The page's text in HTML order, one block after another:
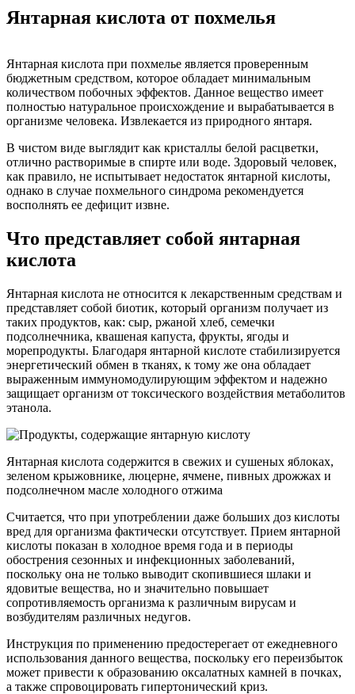
Янтарная кислота от похмелья
Янтарная кислота при похмелье является проверенным
бюджетным средством, которое обладает минимальным
количеством побочных эффектов. Данное вещество имеет
полностью натуральное происхождение и вырабатывается в
организме человека. Извлекается из природного янтаря.
В чистом виде выглядит как кристаллы белой расцветки,
отлично растворимые в спирте или воде. Здоровый человек,
как правило, не испытывает недостаток янтарной кислоты,
однако в случае похмельного синдрома рекомендуется
восполнять ее дефицит извне.
Что представляет собой янтарная
кислота
Янтарная кислота не относится к лекарственным средствам и
представляет собой биотик, который организм получает из
таких продуктов, как: сыр, ржаной хлеб, семечки
подсолнечника, квашеная капуста, фрукты, ягоды и
морепродукты. Благодаря янтарной кислоте стабилизируется
энергетический обмен в тканях, к тому же она обладает
выраженным иммуномодулирующим эффектом и надежно
защищает организм от токсического воздействия метаболитов
этанола.
Янтарная кислота содержится в свежих и сушеных яблоках,
зеленом крыжовнике, люцерне, ячмене, пивных дрожжах и
подсолнечном масле холодного отжима
Считается, что при употреблении даже больших доз кислоты
вред для организма фактически отсутствует. Прием янтарной
кислоты показан в холодное время года и в периоды
обострения сезонных и инфекционных заболеваний,
поскольку она не только выводит скопившиеся шлаки и
ядовитые вещества, но и значительно повышает
сопротивляемость организма к различным вирусам и
возбудителям различных недугов.
Инструкция по применению предостерегает от ежедневного
использования данного вещества, поскольку его переизбыток
может привести к образованию оксалатных камней в почках,
а также спровоцировать гипертонический криз.